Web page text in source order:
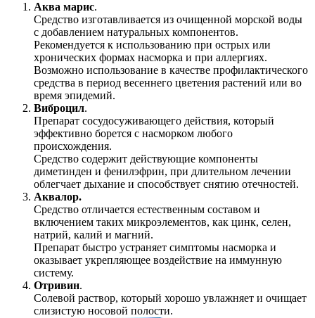
Аква марис.
Средство изготавливается из очищенной морской воды
с добавлением натуральных компонентов.
Рекомендуется к использованию при острых или
хронических формах насморка и при аллергиях.
Возможно использование в качестве профилактического
средства в период весеннего цветения растений или во
время эпидемий.
Виброцил.
Препарат сосудосуживающего действия, который
эффективно борется с насморком любого
происхождения.
Средство содержит действующие компоненты
диметинден и фенилэфрин, при длительном лечении
облегчает дыхание и способствует снятию отечностей.
Аквалор.
Средство отличается естественным составом и
включением таких микроэлементов, как цинк, селен,
натрий, калий и магний.
Препарат быстро устраняет симптомы насморка и
оказывает укрепляющее воздействие на иммунную
систему.
Отривин.
Солевой раствор, который хорошо увлажняет и очищает
слизистую носовой полости.